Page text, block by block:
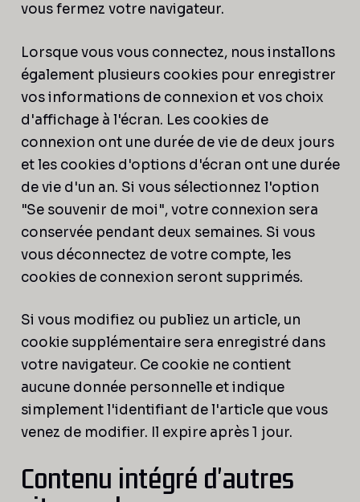
vous fermez votre navigateur.
Lorsque vous vous connectez, nous installons
également plusieurs cookies pour enregistrer
vos informations de connexion et vos choix
d'affichage à l'écran. Les cookies de
connexion ont une durée de vie de deux jours
et les cookies d'options d'écran ont une durée
de vie d'un an. Si vous sélectionnez l'option
"Se souvenir de moi", votre connexion sera
conservée pendant deux semaines. Si vous
vous déconnectez de votre compte, les
cookies de connexion seront supprimés.
Si vous modifiez ou publiez un article, un
cookie supplémentaire sera enregistré dans
votre navigateur. Ce cookie ne contient
aucune donnée personnelle et indique
simplement l'identifiant de l'article que vous
venez de modifier. Il expire après 1 jour.
Contenu intégré d'autres